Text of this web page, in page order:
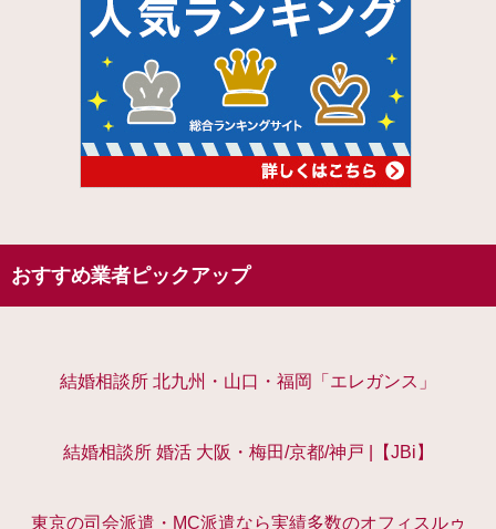
おすすめ業者ピックアップ
結婚相談所 北九州・山口・福岡「エレガンス」
結婚相談所 婚活 大阪・梅田/京都/神戸 |【JBi】
東京の司会派遣・MC派遣なら実績多数のオフィスルゥ